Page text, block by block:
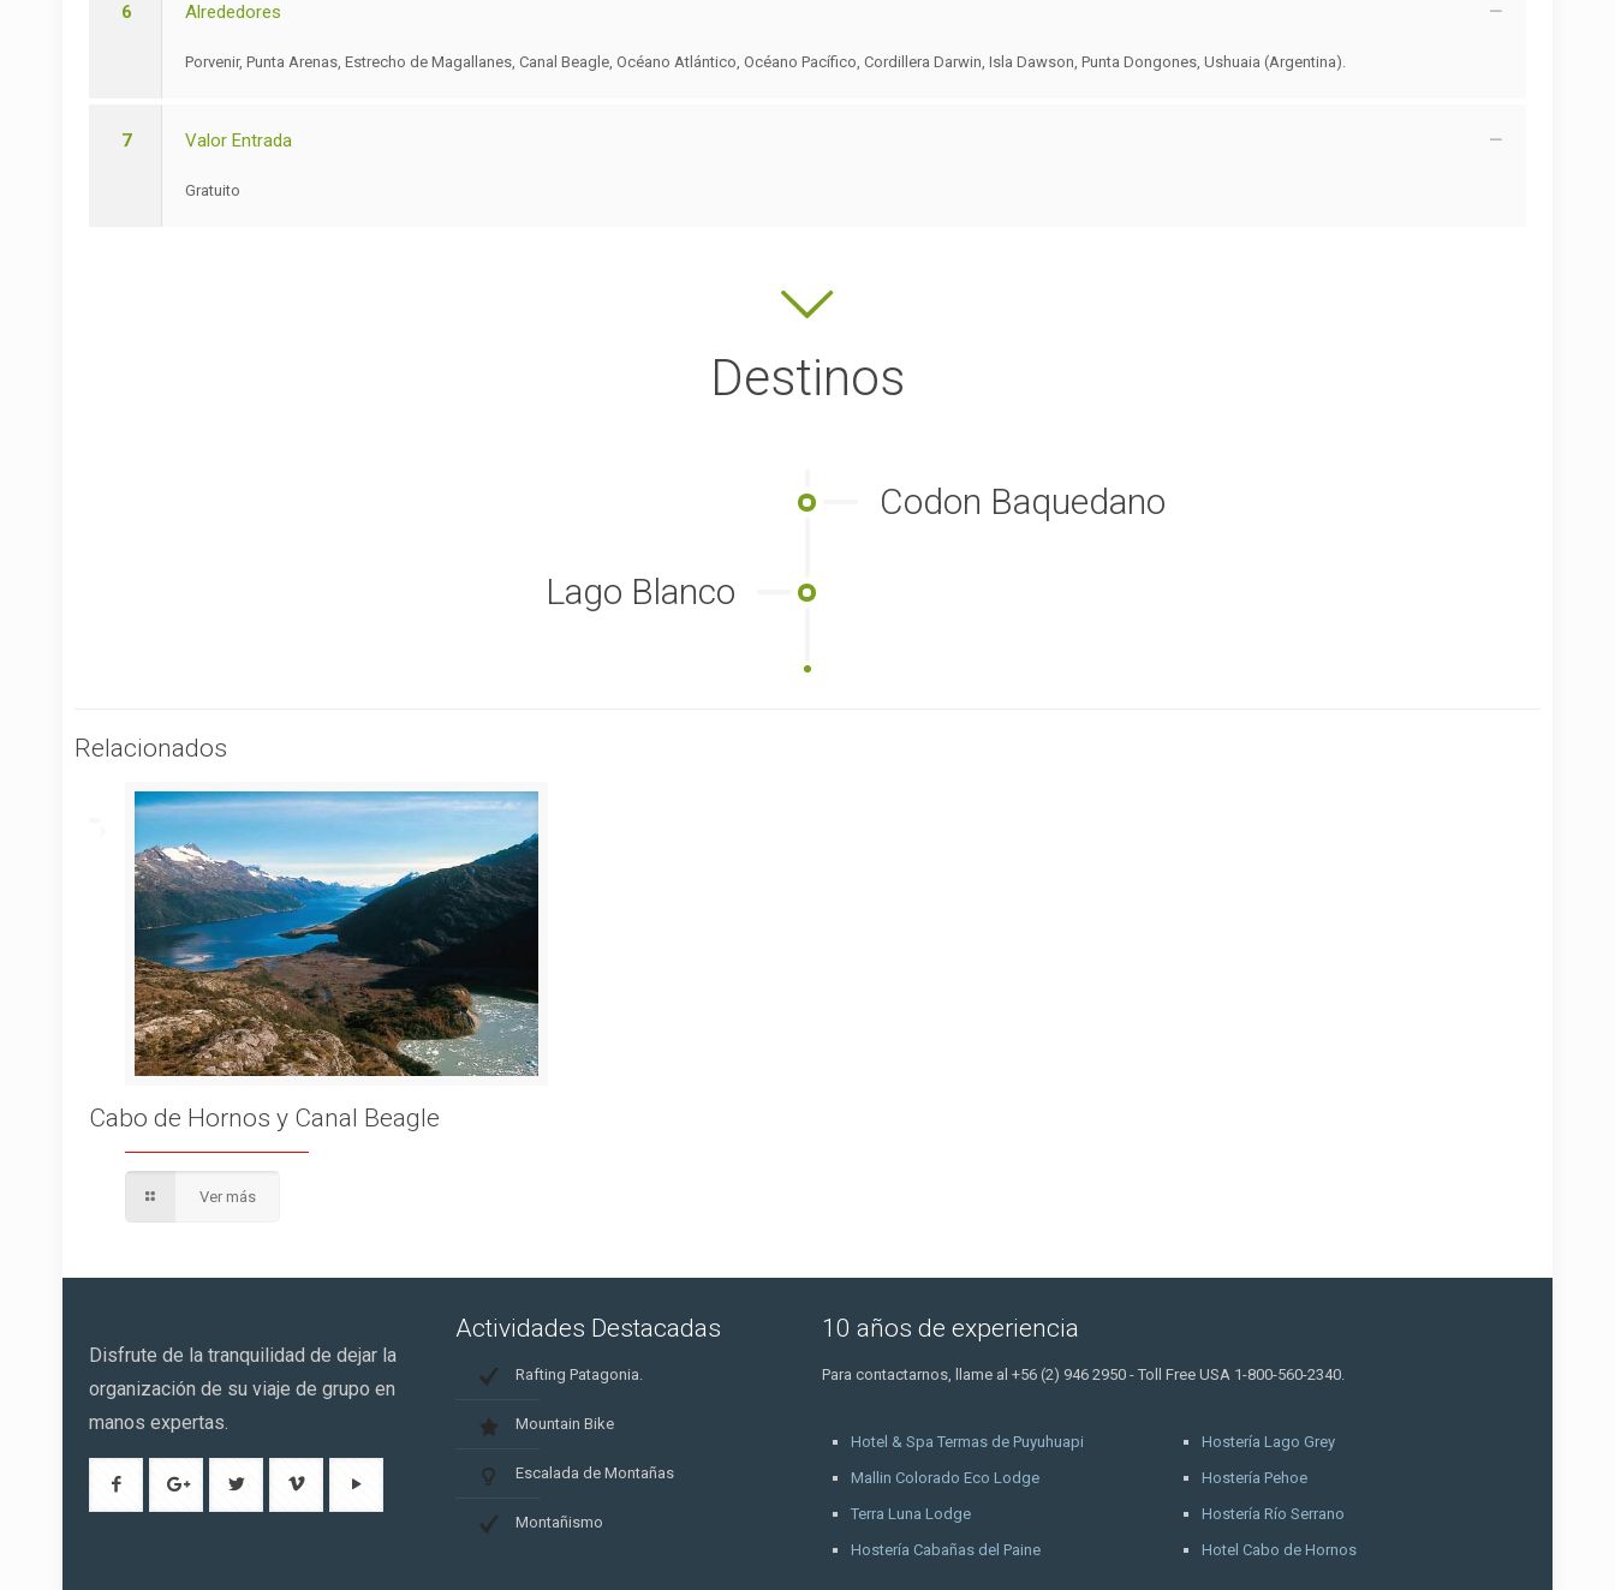
6 Alrededores
Porvenir, Punta Arenas, Estrecho de Magallanes, Canal Beagle, Océano Atlántico, Océano Pacífico, Cordillera Darwin, Isla Dawson, Punta Dongones, Ushuaia (Argentina).
7 Valor Entrada
Gratuito
Destinos
Codon Baquedano
Lago Blanco
Relacionados
Cabo de Hornos y Canal Beagle
Ver más
Disfrute de la tranquilidad de dejar la
organización de su viaje de grupo en
manos expertas.
Actividades Destacadas
Rafting Patagonia.
Mountain Bike
Escalada de Montañas
Montañismo
10 años de experiencia
Para contactarnos, llame al +56 (2) 946 2950 - Toll Free USA 1-800-560-2340.
Hotel & Spa Termas de Puyuhuapi
Mallin Colorado Eco Lodge
Terra Luna Lodge
Hostería Cabañas del Paine
Hostería Lago Grey
Hostería Pehoe
Hostería Río Serrano
Hotel Cabo de Hornos